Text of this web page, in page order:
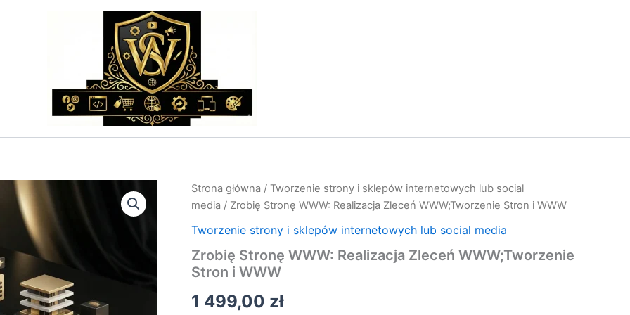
Strona główna / Tworzenie strony i sklepów internetowych lub social
media / Zrobię Stronę WWW: Realizacja Zleceń WWW;Tworzenie Stron i WWW
Tworzenie strony i sklepów internetowych lub social media
Zrobię Stronę WWW: Realizacja Zleceń WWW;Tworzenie
Stron i WWW
1 499,00 zł
ilość
Zrobię
WWW:
Zleceń
WWW;Tworzenie
i